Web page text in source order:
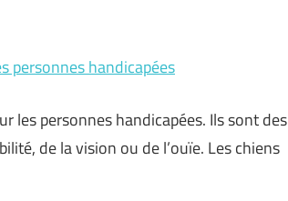
personnes handicapées
les personnes handicapées. Ils sont des
de la vision ou de l’ouïe. Les chiens